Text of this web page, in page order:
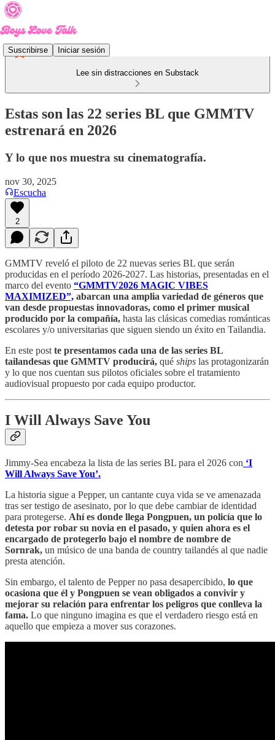
Suscribirse Iniciar sesión
Lee sin distracciones en Substack
Estas son las 22 series BL que GMMTV
estrenará en 2026
Y lo que nos muestra su cinematografía.
nov 30, 2025
Escucha
2
GMMTV reveló el piloto de 22 nuevas series BL que serán
producidas en el período 2026-2027. Las historias, presentadas en el
marco del evento “GMMTV2026 MAGIC VIBES
MAXIMIZED”, abarcan una amplia variedad de géneros que
van desde propuestas innovadoras, como el primer musical
producido por la compañía, hasta las clásicas comedias románticas
escolares y/o universitarias que siguen siendo un éxito en Tailandia.
En este post te presentamos cada una de las series BL
tailandesas que GMMTV producirá, qué ships las protagonizarán
y lo que nos cuentan sus pilotos oficiales sobre el tratamiento
audiovisual propuesto por cada equipo productor.
I Will Always Save You
Jimmy-Sea encabeza la lista de las series BL para el 2026 con ‘I
Will Always Save You’.
La historia sigue a Pepper, un cantante cuya vida se ve amenazada
tras ser testigo de asesinato, por lo que debe cambiar de identidad
para protegerse. Ahí es donde llega Pongpuen, un policía que lo
detesta por robar su novia en el pasado, y quien ahora es el
encargado de protegerlo bajo el nombre de nombre de
Sornrak, un músico de una banda de country tailandés al que nadie
presta atención.
Sin embargo, el talento de Pepper no pasa desapercibido, lo que
ocasiona que él y Pongpuen se vean obligados a convivir y
mejorar su relación para enfrentar los peligros que conlleva la
fama. Lo que ninguno imagina es que el verdadero riesgo está en
aquello que empieza a mover sus corazones.